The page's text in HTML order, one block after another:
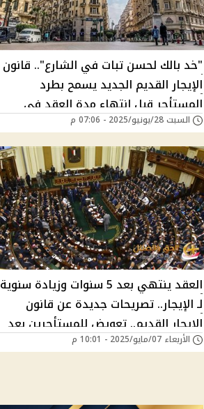
"خد بالك لحسن تبات في الشارع".. قانون
الإيجار القديم الجديد يسمح بطرد
المستأجر قبل انتهاء مدة العقد في
حالتين – اعرف مصيرك قبل قبل فوات
الأوان
السبت 28/يونيو/2025 - 07:06 م
العقد ينتهي بعد 5 سنوات وزيادة سنوية
لـ الإيجار.. تصريحات جديدة عن قانون
الإيجار القديم.. تعويض للمستأجرين بعد
الخمس سنوات!!
الأربعاء 07/مايو/2025 - 10:01 م